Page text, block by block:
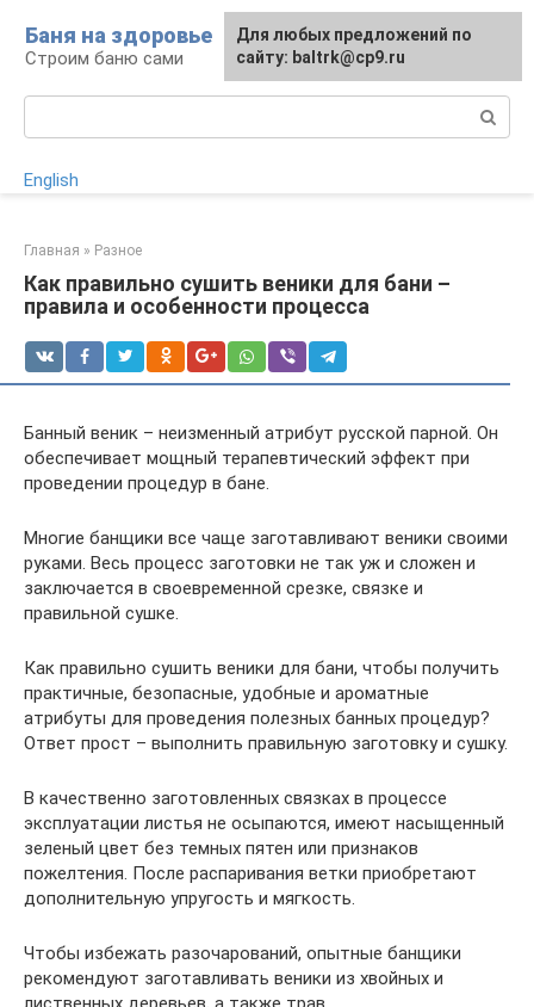
контенту
Баня на здоровье
Строим баню сами
English
Главная » Разное
Как правильно сушить веники для бани –
правила и особенности процесса
Банный веник – неизменный атрибут русской парной. Он
обеспечивает мощный терапевтический эффект при
проведении процедур в бане.
Многие банщики все чаще заготавливают веники своими
руками. Весь процесс заготовки не так уж и сложен и
заключается в своевременной срезке, связке и
правильной сушке.
Как правильно сушить веники для бани, чтобы получить
практичные, безопасные, удобные и ароматные
атрибуты для проведения полезных банных процедур?
Ответ прост – выполнить правильную заготовку и сушку.
В качественно заготовленных связках в процессе
эксплуатации листья не осыпаются, имеют насыщенный
зеленый цвет без темных пятен или признаков
пожелтения. После распаривания ветки приобретают
дополнительную упругость и мягкость.
Чтобы избежать разочарований, опытные банщики
рекомендуют заготавливать веники из хвойных и
Для любых предложений по
сайту: baltrk@cp9.ru